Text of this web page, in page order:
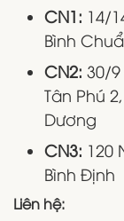
CN1: 14/
Bình
CN2: 30/
Tân Phú
Dương
CN3: 120
Bình Định
Liên hệ: